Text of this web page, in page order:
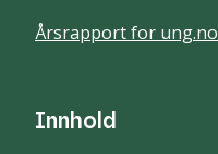
Årsrapport for ung.no
Innhold